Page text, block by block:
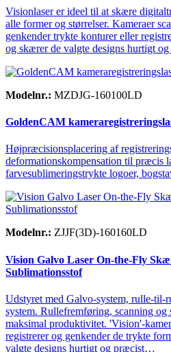
Visionlaser er ideel til at skære
alle former og størrelser. Kameraer
genkender trykte konturer eller
og skærer de valgte designs hurtigt
Modelnr.: MZDJG-160100LD
GoldenCAM
Højpræcisionsplacering af
deformationskompensation til præcis
farvesublimeringstrykte logoer,
Modelnr.: ZJJF(3D)-160160LD
Vision Galvo Laser On-the-Fly
Sublimationsstof
Udstyret med Galvo-system, rulle-til-
system. Rullefremføring, scanning
maksimal produktivitet. 'Vision'-
registrerer og genkender de trykte
valgte designs hurtigt og præcist…